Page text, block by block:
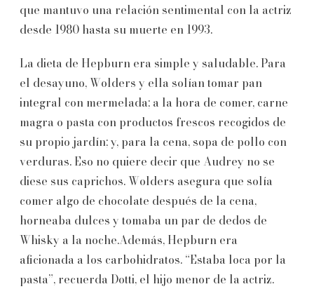
que mantuvo una relación sentimental con la actriz
desde 1980 hasta su muerte en 1993.
La dieta de Hepburn era simple y saludable. Para
el desayuno, Wolders y ella solían tomar pan
integral con mermelada; a la hora de comer, carne
magra o pasta con productos frescos recogidos de
su propio jardín; y, para la cena, sopa de pollo con
verduras. Eso no quiere decir que Audrey no se
diese sus caprichos. Wolders asegura que solía
comer algo de chocolate después de la cena,
horneaba dulces y tomaba un par de dedos de
Whisky a la noche.Además, Hepburn era
aficionada a los carbohidratos. “Estaba loca por la
pasta”, recuerda Dotti, el hijo menor de la actriz.